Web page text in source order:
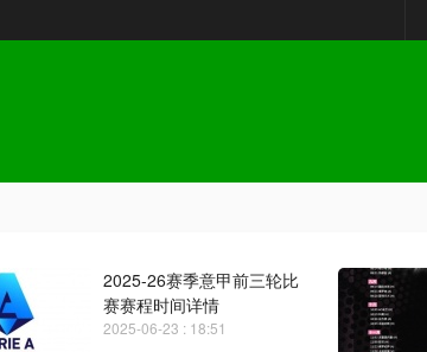
2025-26赛季意甲前三轮比
赛赛程时间详情
2025-06-23 : 18:51